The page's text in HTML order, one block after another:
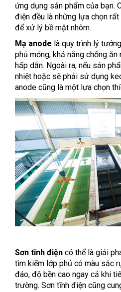
ứng dụng sản phẩm của bạn.
điện đều là những lựa chọn
để xử lý bề mặt nhôm.
Mạ anode là quy trình lý
phủ mỏng, khả năng chống
hấp dẫn. Ngoài ra, nếu sản
nhiệt hoặc sẽ phải sử dụng
anode cũng là một lựa chọn
Sơn tĩnh điện có thể là giải
tìm kiếm lớp phủ có màu sắc
đáo, độ bền cao ngay cả khi
trường. Sơn tĩnh điện cũng